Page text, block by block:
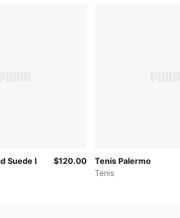
Suede I
$120.00
Tenis Palermo
Tenis